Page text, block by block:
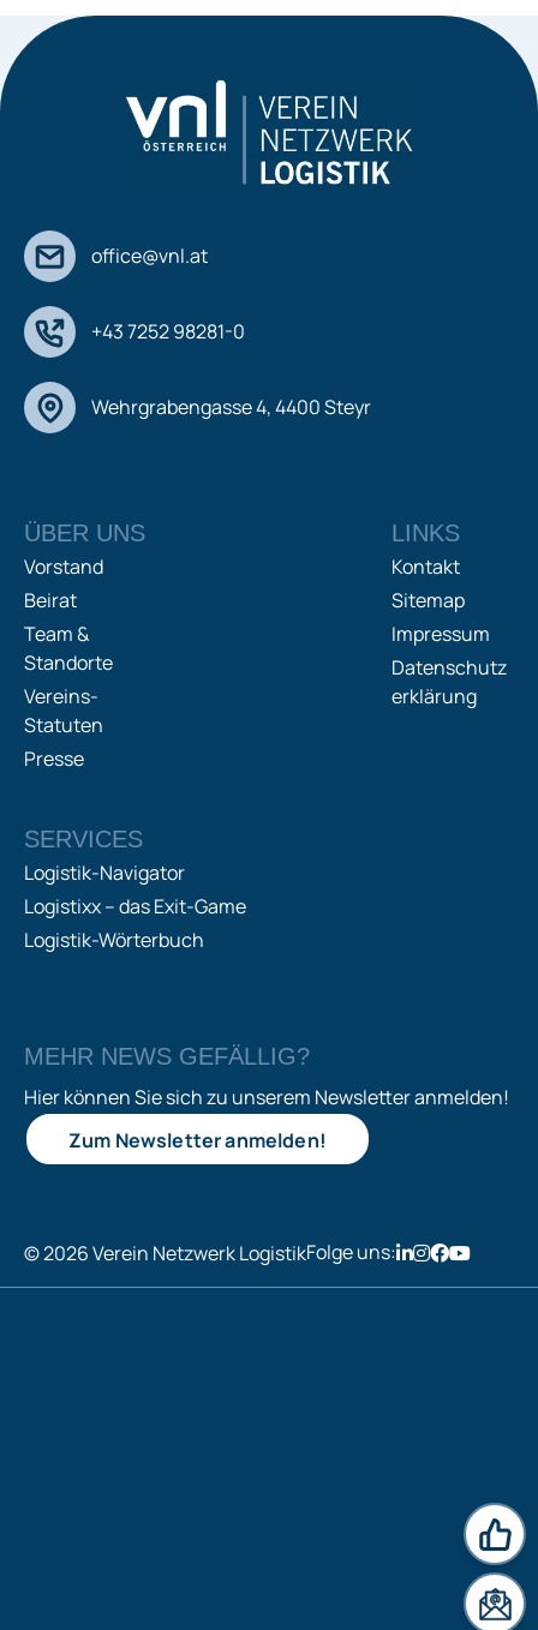
office@vnl.at
+43 7252 98281-0
Wehrgrabengasse 4, 4400 Steyr
ÜBER UNS
Vorstand
Beirat
Team &
Standorte
Vereins-
Statuten
Presse
LINKS
Kontakt
Sitemap
Impressum
Datenschutz
erklärung
SERVICES
Logistik-Navigator
Logistixx – das Exit-Game
Logistik-Wörterbuch
MEHR NEWS GEFÄLLIG?
Hier können Sie sich zu unserem Newsletter anmelden!
Zum Newsletter anmelden!
© 2026 Verein Netzwerk LogistikFolge uns: